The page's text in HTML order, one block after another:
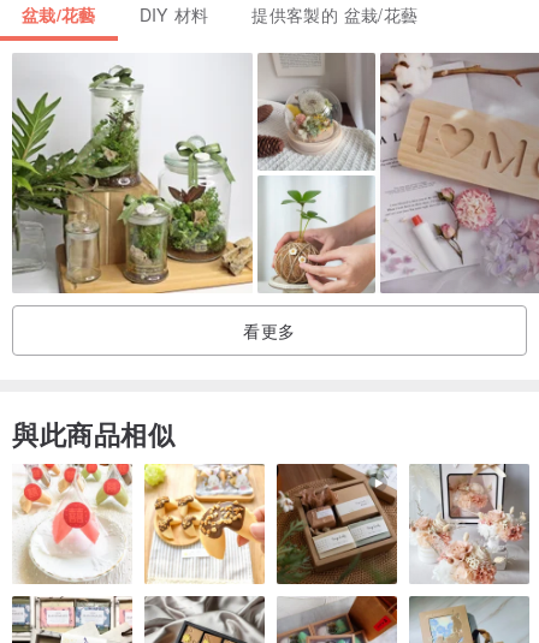
• 若要指定色系可在下單時的 "備註欄" 註記，無指定就隨機出貨
• 材料包內會附說明書，所以不用擔心手拙喔 ! 零經驗也可完成美麗作
►材料包自備工具 :
• 花剪，如沒有花剪使用較穩固的剪刀
• 內已附保麗龍膠，但若自行有熱融膠槍亦可
►獨樂樂不如眾樂樂
無論是悠閒的親子時光，還是朋友、同事間的療癒時光，又或是情侶
之間的甜蜜時刻
• 一人獨享，幽靜時光，500元
• 大家同樂，適合家庭、朋友，共5份2250元
• 大團康、驚喜包，適合公司、班級，共30份13500元
►貼心提醒 :
• 乾燥花為真正植物乾燥處理，須放置於乾燥處避免潮濕，可放置約1
盆栽/花藝 DIY 材料 提供客製的 盆栽/花藝
看更多
與此商品相似